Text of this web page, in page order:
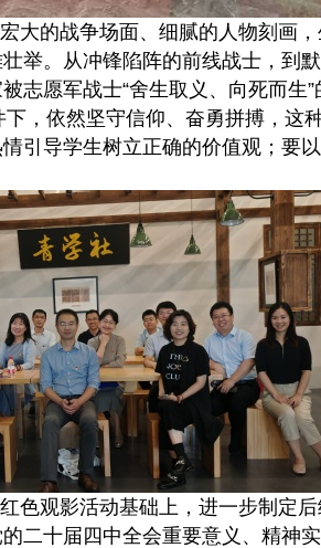
大的战争场面、细腻的人物刻画
举。从冲锋陷阵的前线战士，到
愿军战士“舍生取义、向死而生”
，依然坚守信仰、奋勇拼搏，这
引导学生树立正确的价值观；要
色观影活动基础上，进一步制
二十届四中全会重要意义、精神